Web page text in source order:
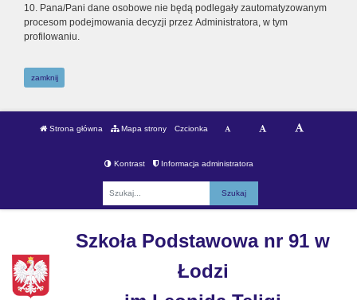
10. Pana/Pani dane osobowe nie będą podlegały zautomatyzowanym
procesom podejmowania decyzji przez Administratora, w tym
profilowaniu.
zamknij
Strona główna Mapa strony Czcionka
Kontrast Informacja administratora
Szkoła Podstawowa nr 91 w
Łodzi